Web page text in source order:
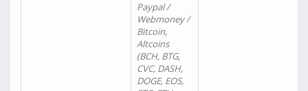
Paypal /
Webmoney /
Bitcoin,
Altcoins
(BCH, BTG,
CVC, DASH,
DOGE, EOS,